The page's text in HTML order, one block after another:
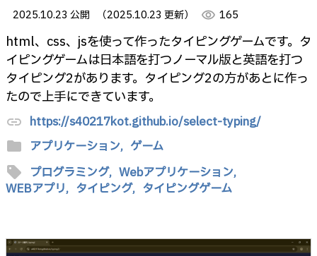
2025.10.23 公開
（2025.10.23 更新） visibility 165
html、css、jsを使って作ったタイピングゲームです。タ
イピングゲームは日本語を打つノーマル版と英語を打つ
タイピング2があります。タイピング2の方があとに作っ
たので上手にできています。
link https://s40217kot.github.io/select-typing/
folder アプリケーション, ゲーム
sell プログラミング, Webアプリケーション,
WEBアプリ, タイピング, タイピングゲーム